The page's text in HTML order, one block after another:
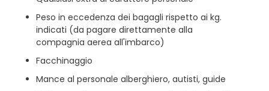
Peso in eccedenza dei bagagli rispetto ai kg.
indicati (da pagare direttamente alla
compagnia aerea all'imbarco)
Facchinaggio
Mance al personale alberghiero, autisti, guide